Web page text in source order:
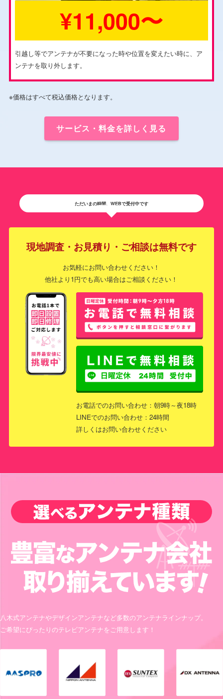
¥11,000〜
引越し等でアンテナが不要になった時や位置を変えたい時に、ア
ンテナを取り外します。
※価格はすべて税込価格となります。
サービス・料金を詳しく見る
ただいまの時間、WEBで受付中です
現地調査・お見積り・ご相談は無料です
お気軽にお問い合わせください！
他社より1円でも高い場合はご相談ください！
お電話でのお問い合わせ：朝9時～夜18時
LINEでのお問い合わせ：24時間
詳しくはお問い合わせください
八木式アンテナやデザインアンテナなど多数のアンテナラインナップ。
ご希望にぴったりのテレビアンテナをご用意します！